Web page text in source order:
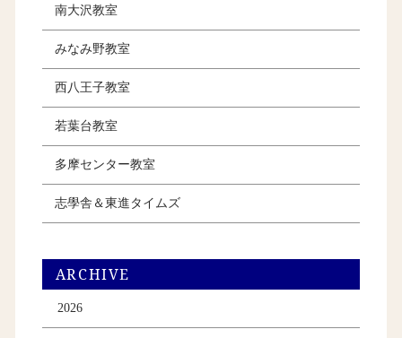
南大沢教室
みなみ野教室
西八王子教室
若葉台教室
多摩センター教室
志學舎＆東進タイムズ
ARCHIVE
2026